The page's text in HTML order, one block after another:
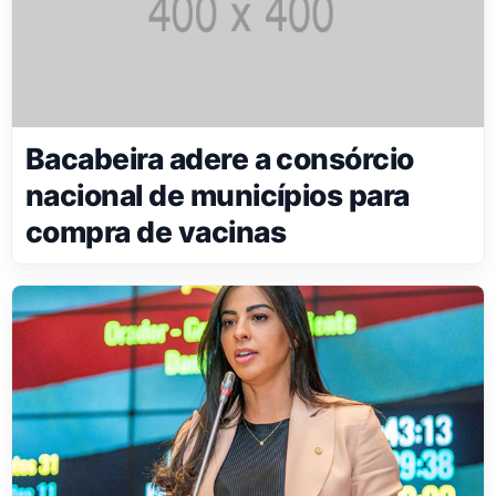
Bacabeira adere a consórcio
nacional de municípios para
compra de vacinas